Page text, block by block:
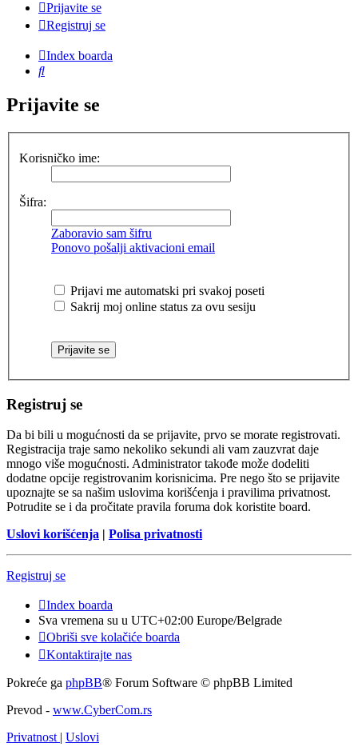
Prijavite se
Registruj se
Index boarda
Pretraga
Prijavite se
Korisničko ime:
Šifra:
Zaboravio sam šifru
Ponovo pošalji aktivacioni email
Prijavi me automatski pri svakoj poseti
Sakrij moj online status za ovu sesiju
Registruj se
Da bi bili u mogućnosti da se prijavite, prvo se morate registrovati.
Registracija traje samo nekoliko sekundi ali vam zauzvrat daje
mnogo više mogućnosti. Administrator takođe može dodeliti
dodatne opcije registrovanim korisnicima. Pre nego što se prijavite
upoznajte se sa našim uslovima korišćenja i pravilima privatnost.
Potrudite se i da pročitate pravila foruma dok koristite board.
Uslovi korišćenja | Polisa privatnosti
Registruj se
Index boarda
Sva vremena su u UTC+02:00 Europe/Belgrade
Obriši sve kolačiće boarda
Kontaktirajte nas
Pokreće ga phpBB® Forum Software © phpBB Limited
Prevod - www.CyberCom.rs
Privatnost | Uslovi